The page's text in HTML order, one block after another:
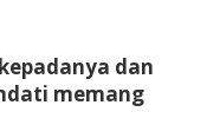
dan
memang